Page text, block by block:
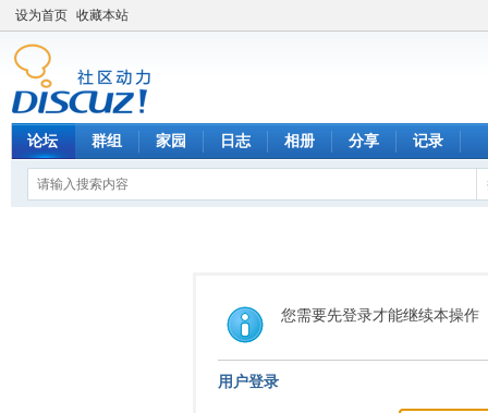
设为首页 收藏本站
论坛 群组 家园 日志 相册 分享 记录
您需要先登录才能继续本操作
用户登录